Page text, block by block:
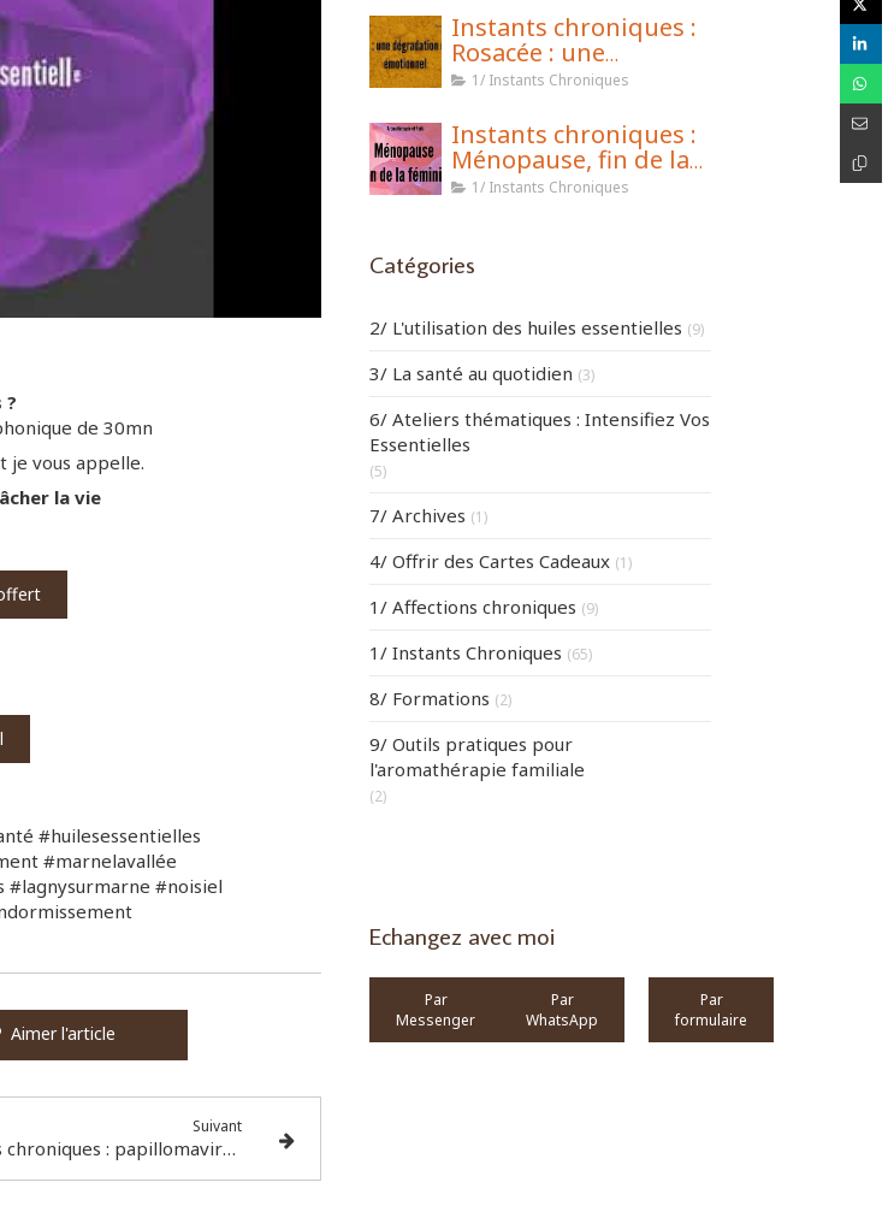
?
de 30mn
je vous appelle.
la vie
#huilesessentielles
#marnelavallée
#noisiel
Aimer l'article
Suivant
Instants chroniques : papillomavirus (HPV), un virus très commun
Instants chroniques :
Rosacée : une
dégradation de l’état
1/ Instants Chroniques
Instants chroniques :
Ménopause, fin de la
féminité ?
1/ Instants Chroniques
Catégories
2/ L'utilisation des huiles essentielles (9)
3/ La santé au quotidien (3)
6/ Ateliers thématiques : Intensifiez Vos
Essentielles
(5)
7/ Archives (1)
4/ Offrir des Cartes Cadeaux (1)
1/ Affections chroniques (9)
1/ Instants Chroniques (65)
8/ Formations (2)
9/ Outils pratiques pour
l'aromathérapie familiale
(2)
Echangez avec moi
Par
Messenger
Par
WhatsApp
Par
formulaire